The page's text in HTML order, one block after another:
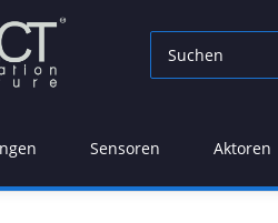
Sensoren Aktoren